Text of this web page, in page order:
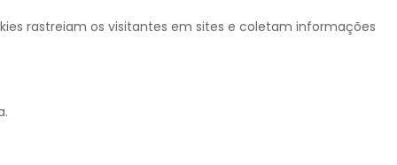
rastreiam os visitantes em sites e coletam informações